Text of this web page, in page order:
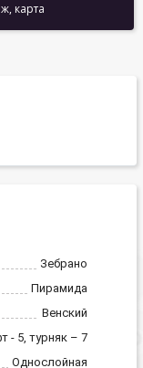
карта
Зебрано
Пирамида
Венский
- 5, турняк – 7
Однослойная